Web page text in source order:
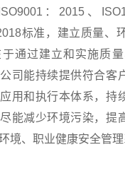
：2015、
标准，建立质量、
通过建立和实施质
司能持续提供符合客
用和执行本体系，持
能减少环境污染，提
境、职业健康安全管理